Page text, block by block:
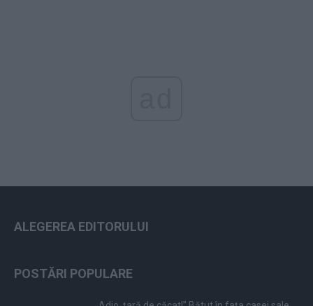
ALEGEREA EDITORULUI
POSTĂRI POPULARE